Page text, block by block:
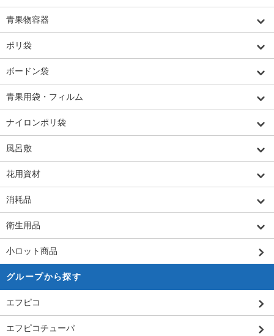
青果物容器
ポリ袋
ボードン袋
青果用袋・フィルム
ナイロンポリ袋
風呂敷
花用資材
消耗品
衛生用品
小ロット商品
グループから探す
エフピコ
エフピコチューパ